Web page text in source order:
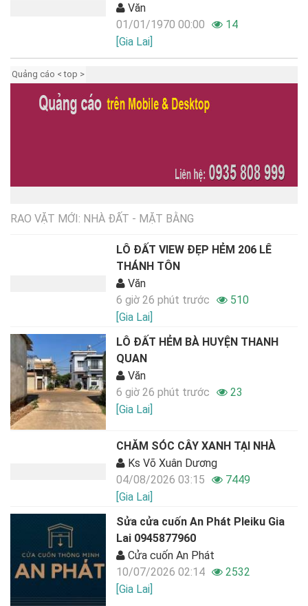
Văn
01/01/1970 00:00
14
[Gia Lai]
Quảng cáo < top >
RAO VẶT MỚI: NHÀ ĐẤT - MẶT BẰNG
LÔ ĐẤT VIEW ĐẸP HẺM 206 LÊ
THÁNH TÔN
Văn
6 giờ 26 phút trước
510
[Gia Lai]
LÔ ĐẤT HẺM BÀ HUYỆN THANH
QUAN
Văn
6 giờ 26 phút trước
23
[Gia Lai]
CHĂM SÓC CÂY XANH TẠI NHÀ
Ks Võ Xuân Dương
04/08/2026 03:15
7449
[Gia Lai]
Sửa cửa cuốn An Phát Pleiku Gia
Lai 0945877960
Cửa cuốn An Phát
10/07/2026 02:14
2532
[Gia Lai]